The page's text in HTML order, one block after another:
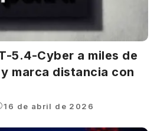
5.4-Cyber a miles de
marca distancia con
16 de abril de 2026